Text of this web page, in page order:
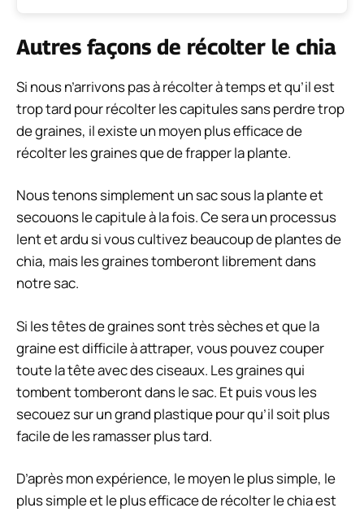
Autres façons de récolter le chia
Si nous n’arrivons pas à récolter à temps et qu’il est
trop tard pour récolter les capitules sans perdre trop
de graines, il existe un moyen plus efficace de
récolter les graines que de frapper la plante.
Nous tenons simplement un sac sous la plante et
secouons le capitule à la fois. Ce sera un processus
lent et ardu si vous cultivez beaucoup de plantes de
chia, mais les graines tomberont librement dans
notre sac.
Si les têtes de graines sont très sèches et que la
graine est difficile à attraper, vous pouvez couper
toute la tête avec des ciseaux. Les graines qui
tombent tomberont dans le sac. Et puis vous les
secouez sur un grand plastique pour qu’il soit plus
facile de les ramasser plus tard.
D’après mon expérience, le moyen le plus simple, le
plus simple et le plus efficace de récolter le chia est